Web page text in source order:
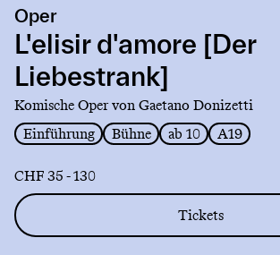
L'elisir
d'amore
[Der
Liebestrank]
Oper
L'elisir d'amore [Der
Liebestrank]
Komische Oper von Gaetano Donizetti
Einführung
Bühne ab 10 A19
CHF 35 - 130
Tickets